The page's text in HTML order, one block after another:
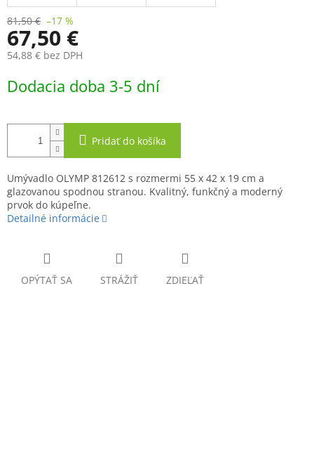
81,50 € –17 %
67,50 €
54,88 € bez DPH
cena:
Dodacia doba 3-5 dní
Pridať do košíka
Umývadlo OLYMP 812612 s rozmermi 55 x 42 x 19 cm a
glazovanou spodnou stranou. Kvalitný, funkčný a moderný
prvok do kúpeľne.
Detailné informácie
OPÝTAŤ SA STRÁŽIŤ ZDIEĽAŤ